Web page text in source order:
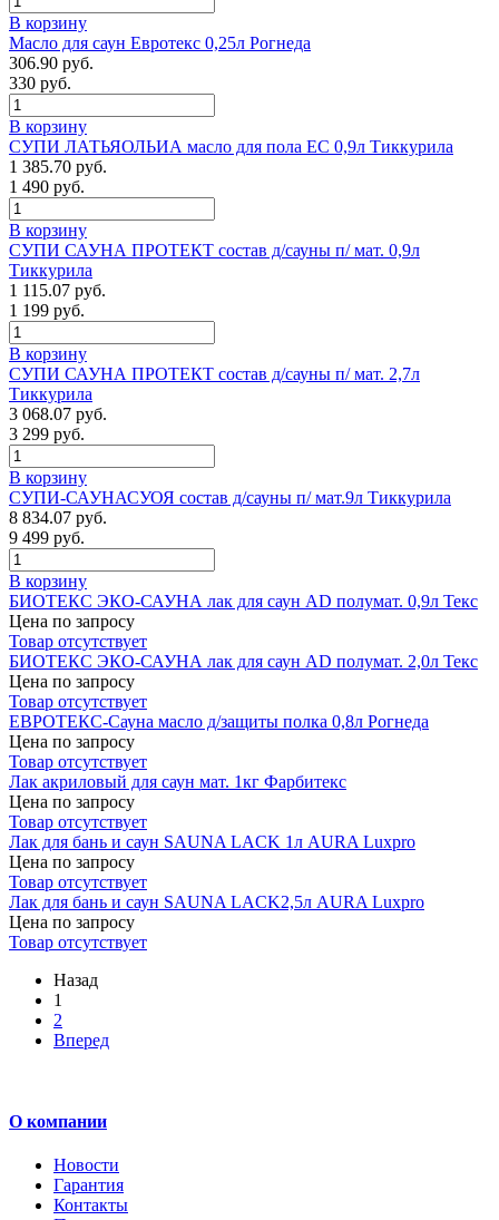
В корзину
Масло для саун Евротекс 0,25л Рогнеда
306.90 руб.
330 руб.
В корзину
СУПИ ЛАТЬЯОЛЬИА масло для пола ЕС 0,9л Тиккурила
1 385.70 руб.
1 490 руб.
В корзину
СУПИ САУНА ПРОТЕКТ состав д/сауны п/ мат. 0,9л
Тиккурила
1 115.07 руб.
1 199 руб.
В корзину
СУПИ САУНА ПРОТЕКТ состав д/сауны п/ мат. 2,7л
Тиккурила
3 068.07 руб.
3 299 руб.
В корзину
СУПИ-САУНАСУОЯ состав д/сауны п/ мат.9л Тиккурила
8 834.07 руб.
9 499 руб.
В корзину
БИОТЕКС ЭКО-САУНА лак для саун AD полумат. 0,9л Текс
Цена по запросу
Товар отсутствует
БИОТЕКС ЭКО-САУНА лак для саун AD полумат. 2,0л Текс
Цена по запросу
Товар отсутствует
ЕВРОТЕКС-Сауна масло д/защиты полка 0,8л Рогнеда
Цена по запросу
Товар отсутствует
Лак акриловый для саун мат. 1кг Фарбитекс
Цена по запросу
Товар отсутствует
Лак для бань и саун SAUNA LACK 1л AURA Luxpro
Цена по запросу
Товар отсутствует
Лак для бань и саун SAUNA LACK2,5л AURA Luxpro
Цена по запросу
Товар отсутствует
Назад
1
2
Вперед
О компании
Новости
Гарантия
Контакты